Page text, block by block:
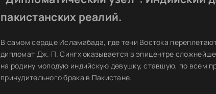
пакистанских реалий.
В самом сердце Исламабада, где тени Востока
дипломат Дж. П. Сингх оказывается в эпицентре
на родину молодую индийскую девушку, ставшую, по всем
принудительного брака в Пакистане.